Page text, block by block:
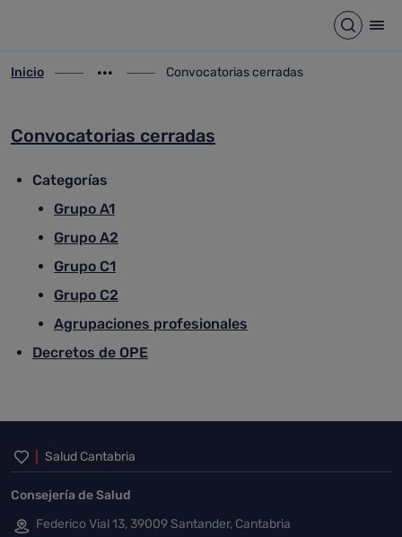
Abrir
ir-a inicio
Inicio
Mostrar opciones del camino de migas
ir-a Convocatorias cerradas
Convocatorias cerradas
Convocatorias cerradas
Categorías
Grupo A1
Grupo A2
Grupo C1
Grupo C2
Agrupaciones profesionales
Decretos de OPE
Inicio del pie de página
Salud Cantabria
Consejería de Salud
Federico Vial 13, 39009 Santander, Cantabria